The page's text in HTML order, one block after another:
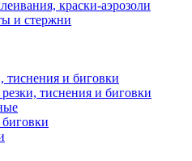
краски-аэрозоли
и стержни
тиснения и биговки
тиснения и биговки